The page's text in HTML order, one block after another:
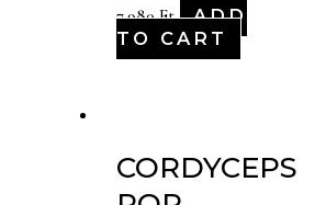
7,980Ft
ADD
TO CART
CORDYCEPS